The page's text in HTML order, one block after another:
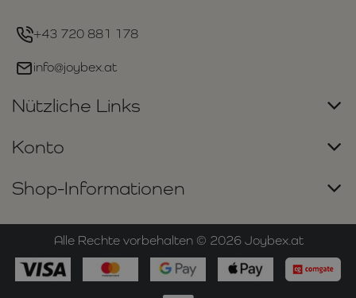
+43 720 881 178
info@joybex.at
Nützliche Links
Konto
Shop-Informationen
Alle Rechte vorbehalten © 2026 Joybex.at